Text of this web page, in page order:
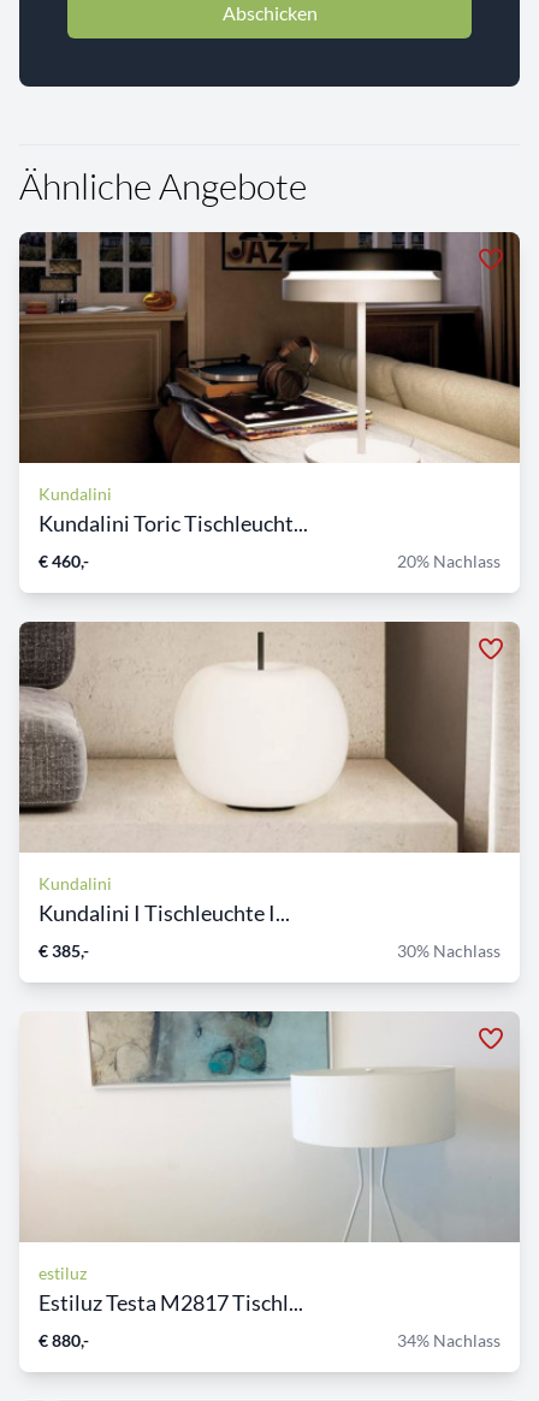
Abschicken
Ähnliche Angebote
Kundalini
Kundalini Toric Tischleucht...
€ 460,- 20% Nachlass
Kundalini
Kundalini I Tischleuchte I...
€ 385,- 30% Nachlass
estiluz
Estiluz Testa M2817 Tischl...
€ 880,- 34% Nachlass